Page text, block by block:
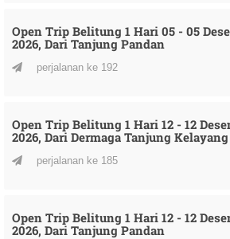
Open Trip Belitung 1 Hari 05 - 05
2026, Dari Tanjung Pandan
perjalanan ke 192
Open Trip Belitung 1 Hari 12 - 12
2026, Dari Dermaga Tanjung Kelayang
perjalanan ke 185
Open Trip Belitung 1 Hari 12 - 12
2026, Dari Tanjung Pandan